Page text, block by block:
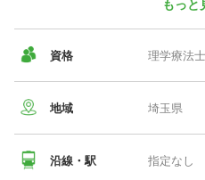
が724件
なっています。理学療法士(PT)
ハビリの求人が194件・ 病院 の求
ビス
の求人が128件掲載されてい
平均時給は2,155円です。
▼埼玉県の給与相場
資格 理学療法
地域 埼玉県
沿線・駅 指定なし